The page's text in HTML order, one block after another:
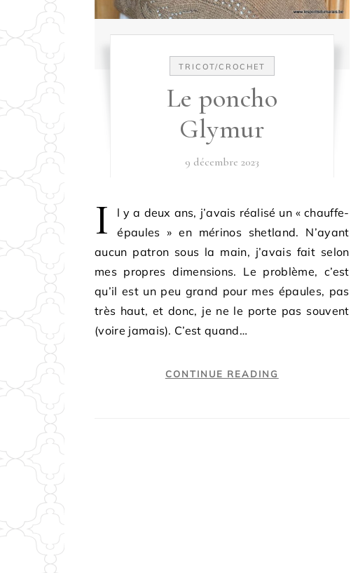
TRICOT/CROCHET
Le poncho
Glymur
9 décembre 2023
I
l y a deux ans, j’avais réalisé un « chauffe-
épaules » en mérinos shetland. N’ayant
aucun patron sous la main, j’avais fait selon
mes propres dimensions. Le problème, c’est
qu’il est un peu grand pour mes épaules, pas
très haut, et donc, je ne le porte pas souvent
(voire jamais). C’est quand…
CONTINUE READING